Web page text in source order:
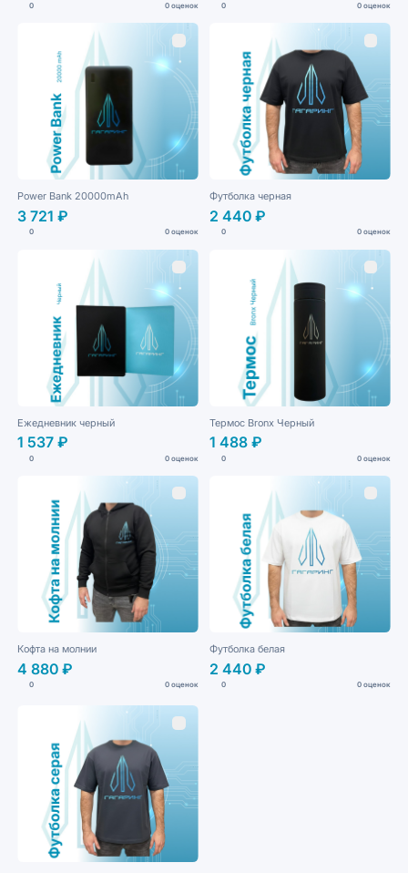
0 0 оценок 0 0 оценок
Power Bank 20000mAh
3 721 ₽
0 0 оценок
Футболка черная
2 440 ₽
0 0 оценок
Ежедневник черный
1 537 ₽
0 0 оценок
Термос Bronx Черный
1 488 ₽
0 0 оценок
Кофта на молнии
4 880 ₽
0 0 оценок
Футболка белая
2 440 ₽
0 0 оценок